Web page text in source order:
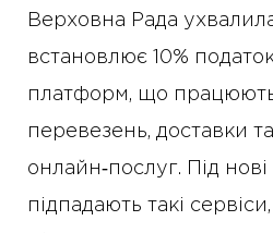
Верховна Рада
встановлює 10%
платформ, що
перевезень, доставки
онлайн‑послуг. Під
підпадають такі